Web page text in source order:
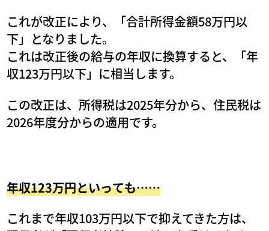
これが改正により、「合計所得金額58万円以
下」となりました。
これは改正後の給与の年収に換算すると、「年
収123万円以下」に相当します。
この改正は、所得税は2025年分から、住民税は
2026年度分からの適用です。
年収123万円といっても……
これまで年収103万円以下で抑えてきた方は、